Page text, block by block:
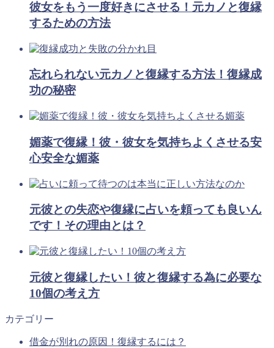
彼女をもう一度好きにさせる！元カノと復縁
するための方法
忘れられない元カノと復縁する方法！復縁成
功の秘密
媚薬で復縁！彼・彼女を気持ちよくさせる安
心安全な媚薬
元彼との失恋や復縁に占いを頼っても良いん
です！その理由とは？
元彼と復縁したい！彼と復縁する為に必要な
10個の考え方
カテゴリー
借金が別れの原因！復縁するには？